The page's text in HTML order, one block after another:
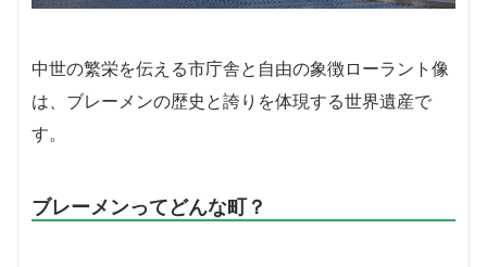
中世の繁栄を伝える市庁舎と自由の象徴ローラント像
は、ブレーメンの歴史と誇りを体現する世界遺産で
す。
ブレーメンってどんな町？